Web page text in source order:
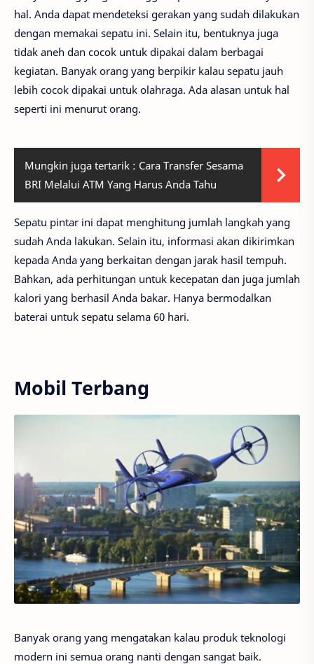
hal. Anda dapat mendeteksi gerakan yang sudah dilakukan
dengan memakai sepatu ini. Selain itu, bentuknya juga
tidak aneh dan cocok untuk dipakai dalam berbagai
kegiatan. Banyak orang yang berpikir kalau sepatu jauh
lebih cocok dipakai untuk olahraga. Ada alasan untuk hal
seperti ini menurut orang.
Mungkin juga tertarik : Cara Transfer Sesama
BRI Melalui ATM Yang Harus Anda Tahu
Sepatu pintar ini dapat menghitung jumlah langkah yang
sudah Anda lakukan. Selain itu, informasi akan dikirimkan
kepada Anda yang berkaitan dengan jarak hasil tempuh.
Bahkan, ada perhitungan untuk kecepatan dan juga jumlah
kalori yang berhasil Anda bakar. Hanya bermodalkan
baterai untuk sepatu selama 60 hari.
Mobil Terbang
Banyak orang yang mengatakan kalau produk teknologi
modern ini semua orang nanti dengan sangat baik.